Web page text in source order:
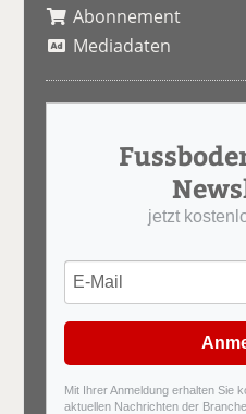
Abonnement
Mediadaten
jetzt
Mit Ihrer Anmeldung erhalten Sie
aktuellen Nachrichten der